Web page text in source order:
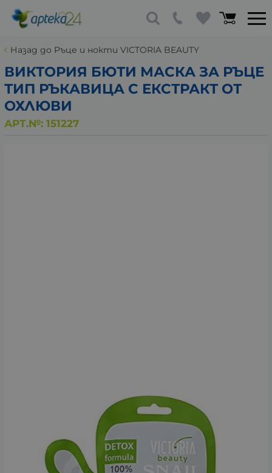
Назад до Ръце и нокти VICTORIA BEAUTY
ВИКТОРИЯ БЮТИ МАСКА ЗА РЪЦЕ
ТИП РЪКАВИЦА С ЕКСТРАКТ ОТ
ОХЛЮВИ
АРТ.№: 151227